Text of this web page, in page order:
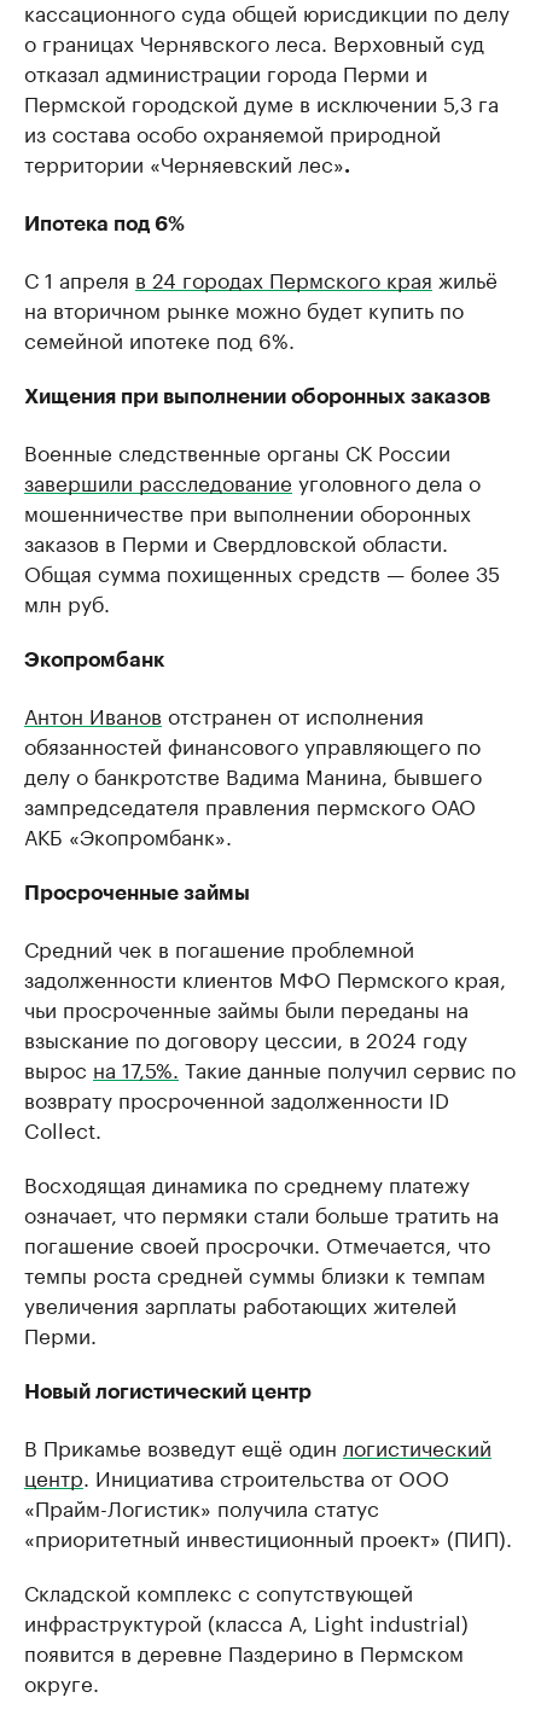
кассационного суда общей юрисдикции по делу
о границах Чернявского леса. Верховный суд
отказал администрации города Перми и
Пермской городской думе в исключении 5,3 га
из состава особо охраняемой природной
территории «Черняевский лес».
Ипотека под 6%
С 1 апреля в 24 городах Пермского края жильё
на вторичном рынке можно будет купить по
семейной ипотеке под 6%.
Хищения при выполнении оборонных заказов
Военные следственные органы СК России
завершили расследование уголовного дела о
мошенничестве при выполнении оборонных
заказов в Перми и Свердловской области.
Общая сумма похищенных средств — более 35
млн руб.
Экопромбанк
Антон Иванов отстранен от исполнения
обязанностей финансового управляющего по
делу о банкротстве Вадима Манина, бывшего
зампредседателя правления пермского ОАО
АКБ «Экопромбанк».
Просроченные займы
Средний чек в погашение проблемной
задолженности клиентов МФО Пермского края,
чьи просроченные займы были переданы на
взыскание по договору цессии, в 2024 году
вырос на 17,5%. Такие данные получил сервис по
возврату просроченной задолженности ID
Collect.
Восходящая динамика по среднему платежу
означает, что пермяки стали больше тратить на
погашение своей просрочки. Отмечается, что
темпы роста средней суммы близки к темпам
увеличения зарплаты работающих жителей
Перми.
Новый логистический центр
В Прикамье возведут ещё один логистический
центр . Инициатива строительства от ООО
«Прайм-Логистик» получила статус
«приоритетный инвестиционный проект» (ПИП).
Складской комплекс с сопутствующей
инфраструктурой (класса А, Light industrial)
появится в деревне Паздерино в Пермском
округе.